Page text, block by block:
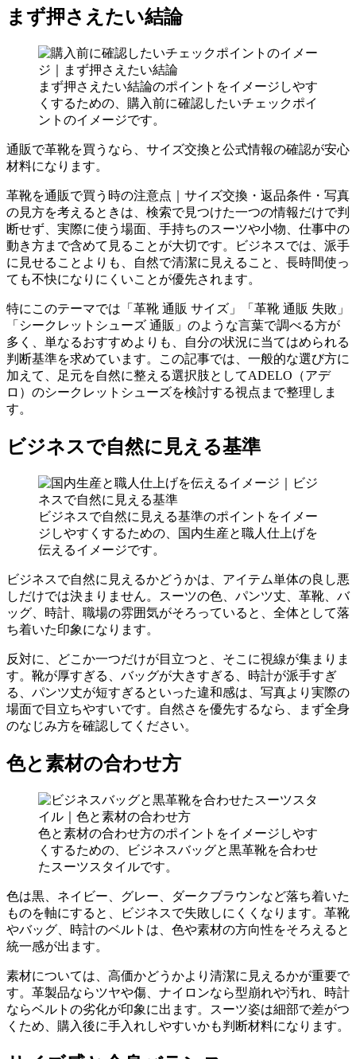
まず押さえたい結論
まず押さえたい結論のポイントをイメージしやす
くするための、購入前に確認したいチェックポイ
ントのイメージです。
通販で革靴を買うなら、サイズ交換と公式情報の確認が安心
材料になります。
革靴を通販で買う時の注意点｜サイズ交換・返品条件・写真
の見方を考えるときは、検索で見つけた一つの情報だけで判
断せず、実際に使う場面、手持ちのスーツや小物、仕事中の
動き方まで含めて見ることが大切です。ビジネスでは、派手
に見せることよりも、自然で清潔に見えること、長時間使っ
ても不快になりにくいことが優先されます。
特にこのテーマでは「革靴 通販 サイズ」「革靴 通販 失敗」
「シークレットシューズ 通販」のような言葉で調べる方が
多く、単なるおすすめよりも、自分の状況に当てはめられる
判断基準を求めています。この記事では、一般的な選び方に
加えて、足元を自然に整える選択肢としてADELO（アデ
ロ）のシークレットシューズを検討する視点まで整理しま
す。
ビジネスで自然に見える基準
ビジネスで自然に見える基準のポイントをイメー
ジしやすくするための、国内生産と職人仕上げを
伝えるイメージです。
ビジネスで自然に見えるかどうかは、アイテム単体の良し悪
しだけでは決まりません。スーツの色、パンツ丈、革靴、バ
ッグ、時計、職場の雰囲気がそろっていると、全体として落
ち着いた印象になります。
反対に、どこか一つだけが目立つと、そこに視線が集まりま
す。靴が厚すぎる、バッグが大きすぎる、時計が派手すぎ
る、パンツ丈が短すぎるといった違和感は、写真より実際の
場面で目立ちやすいです。自然さを優先するなら、まず全身
のなじみ方を確認してください。
色と素材の合わせ方
色と素材の合わせ方のポイントをイメージしやす
くするための、ビジネスバッグと黒革靴を合わせ
たスーツスタイルです。
色は黒、ネイビー、グレー、ダークブラウンなど落ち着いた
ものを軸にすると、ビジネスで失敗しにくくなります。革靴
やバッグ、時計のベルトは、色や素材の方向性をそろえると
統一感が出ます。
素材については、高価かどうかより清潔に見えるかが重要で
す。革製品ならツヤや傷、ナイロンなら型崩れや汚れ、時計
ならベルトの劣化が印象に出ます。スーツ姿は細部で差がつ
くため、購入後に手入れしやすいかも判断材料になります。